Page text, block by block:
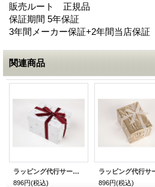
販売ルート 正規品
保証期間 5年保証
3年間メーカー保証+2年間当店保証
関連商品
ラッピング代行サービス ホワイデー・入学御祝い用 シャイニースター ホワイト
896円(税込)
896円(税込)